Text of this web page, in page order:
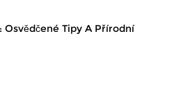
Tipy A Přírodní